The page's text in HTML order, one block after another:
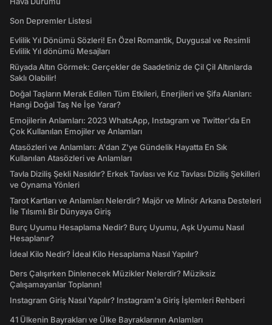
Son Depremler Listesi
Evlilik Yıl Dönümü Sözleri! En Özel Romantik, Duygusal ve Resimli
Evlilik Yıl dönümü Mesajları
Rüyada Altın Görmek: Gerçekler de Saadetiniz de Çil Çil Altınlarda
Saklı Olabilir!
Doğal Taşların Merak Edilen Tüm Etkileri, Enerjileri ve Şifa Alanları:
Hangi Doğal Taş Ne İşe Yarar?
Emojilerin Anlamları: 2023 WhatsApp, Instagram ve Twitter'da En
Çok Kullanılan Emojiler ve Anlamları
Atasözleri ve Anlamları: A'dan Z'ye Gündelik Hayatta En Sık
Kullanılan Atasözleri ve Anlamları
Tavla Diziliş Şekli Nasıldır? Erkek Tavlası ve Kız Tavlası Diziliş Şekilleri
ve Oynama Yönleri
Tarot Kartları ve Anlamları Nelerdir? Majör ve Minör Arkana Desteleri
İle Tılsımlı Bir Dünyaya Giriş
Burç Uyumu Hesaplama Nedir? Burç Uyumu, Aşk Uyumu Nasıl
Hesaplanır?
İdeal Kilo Nedir? İdeal Kilo Hesaplama Nasıl Yapılır?
Ders Çalışırken Dinlenecek Müzikler Nelerdir? Müziksiz
Çalışamayanlar Toplanın!
Instagram Giriş Nasıl Yapılır? Instagram'a Giriş İşlemleri Rehberi
41 Ülkenin Bayrakları ve Ülke Bayraklarının Anlamları